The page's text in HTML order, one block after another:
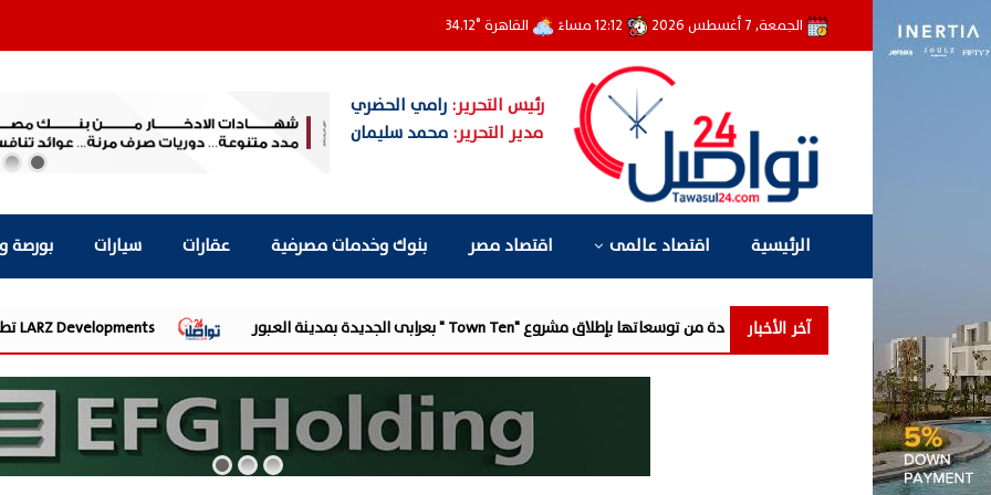
الجمعة, 7 أغسطس 2026 القاهرة°
34.12
رئيس التحرير:رامي الحضري
مدير التحرير: محمد سليمان
الرئيسية اقتصاد عالمى اقتصاد مصر بنوك وخدمات مصرفية عقارات سيارات بورصة
آخر الأخبار
مزايا تفتتح مرحلة جديدة من توسعاتها بإطلاق مشروع "Town Ten " بعرابى الجديدة بمدينة العبور LARZ Developments تطلق رؤيتها الجديدة لتقديم مفهوم متكامل للتطوير العقاري في مصر